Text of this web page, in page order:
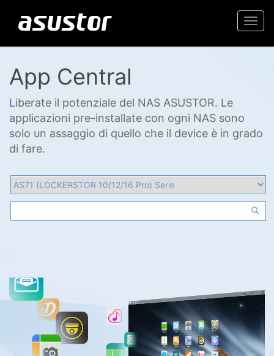
App Central
Liberate il potenziale del NAS ASUSTOR. Le
applicazioni pre-installate con ogni NAS sono
solo un assaggio di quello che il device è in grado
di fare.